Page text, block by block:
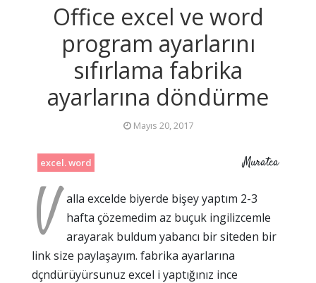
Office excel ve word
program ayarlarını
sıfırlama fabrika
ayarlarına döndürme
Mayıs 20, 2017
excel. word Muratca
V alla excelde biyerde bişey yaptım 2-3
hafta çözemedim az buçuk ingilizcemle
arayarak buldum yabancı bir siteden bir
link size paylaşayım. fabrika ayarlarına
dçndürüyürsunuz excel i yaptığınız ince